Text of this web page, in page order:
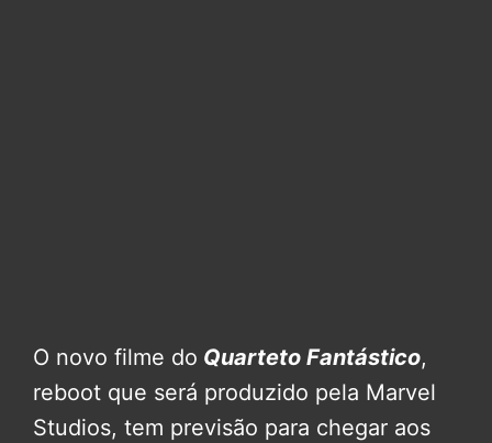
O novo filme do Quarteto Fantástico,
reboot que será produzido pela Marvel
Studios, tem previsão para chegar aos